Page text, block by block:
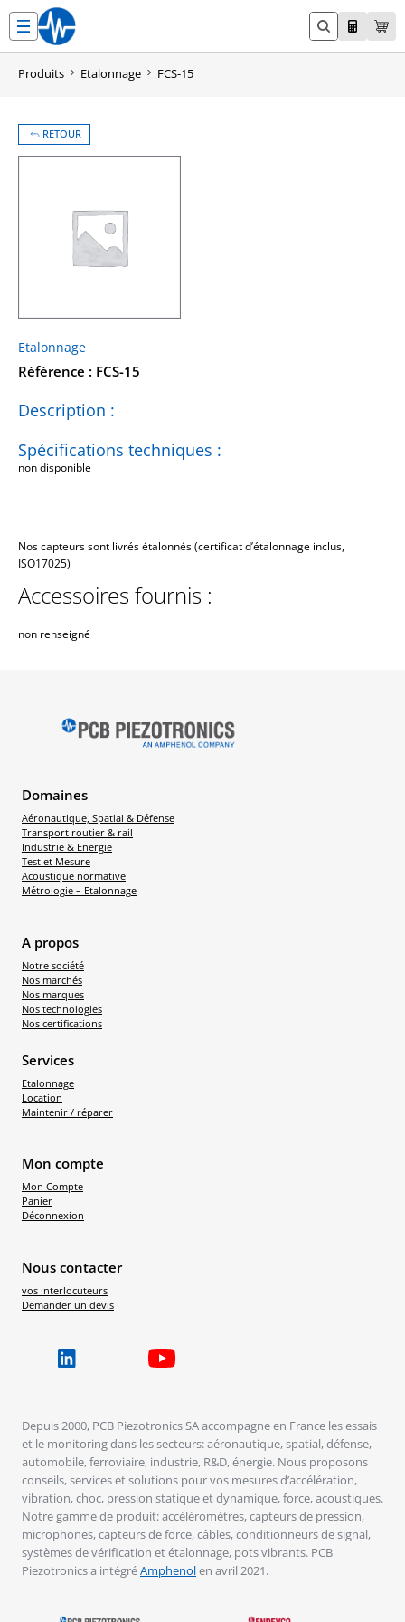
contenu
Produits Etalonnage FCS-15
RETOUR
Etalonnage
Référence : FCS-15
Spécifications techniques :
non disponible
Description :
Nos capteurs sont livrés étalonnés (certificat d’étalonnage inclus,
ISO17025)
Accessoires fournis :
non renseigné
Domaines
Aéronautique, Spatial & Défense
Transport routier & rail
Industrie & Energie
Test et Mesure
Acoustique normative
Métrologie – Etalonnage
A propos
Notre société
Nos marchés
Nos marques
Nos technologies
Nos certifications
Services
Etalonnage
Location
Maintenir / réparer
Mon compte
Mon Compte
Panier
Déconnexion
Nous contacter
vos interlocuteurs
Demander un devis
Depuis 2000, PCB Piezotronics SA accompagne en France les essais
et le monitoring dans les secteurs: aéronautique, spatial, défense,
automobile, ferroviaire, industrie, R&D, énergie. Nous proposons
conseils, services et solutions pour vos mesures d’accélération,
vibration, choc, pression statique et dynamique, force, acoustiques.
Notre gamme de produit: accéléromètres, capteurs de pression,
microphones, capteurs de force, câbles, conditionneurs de signal,
systèmes de vérification et étalonnage, pots vibrants. PCB
Piezotronics a intégréAmphenolen avril 2021.